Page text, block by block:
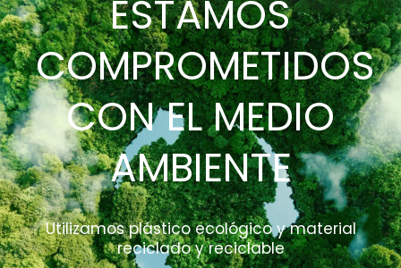
ESTAMOS
COMPROMETIDOS
CON EL MEDIO
AMBIENTE
Utilizamos plástico ecológico y material
reciclado y reciclable